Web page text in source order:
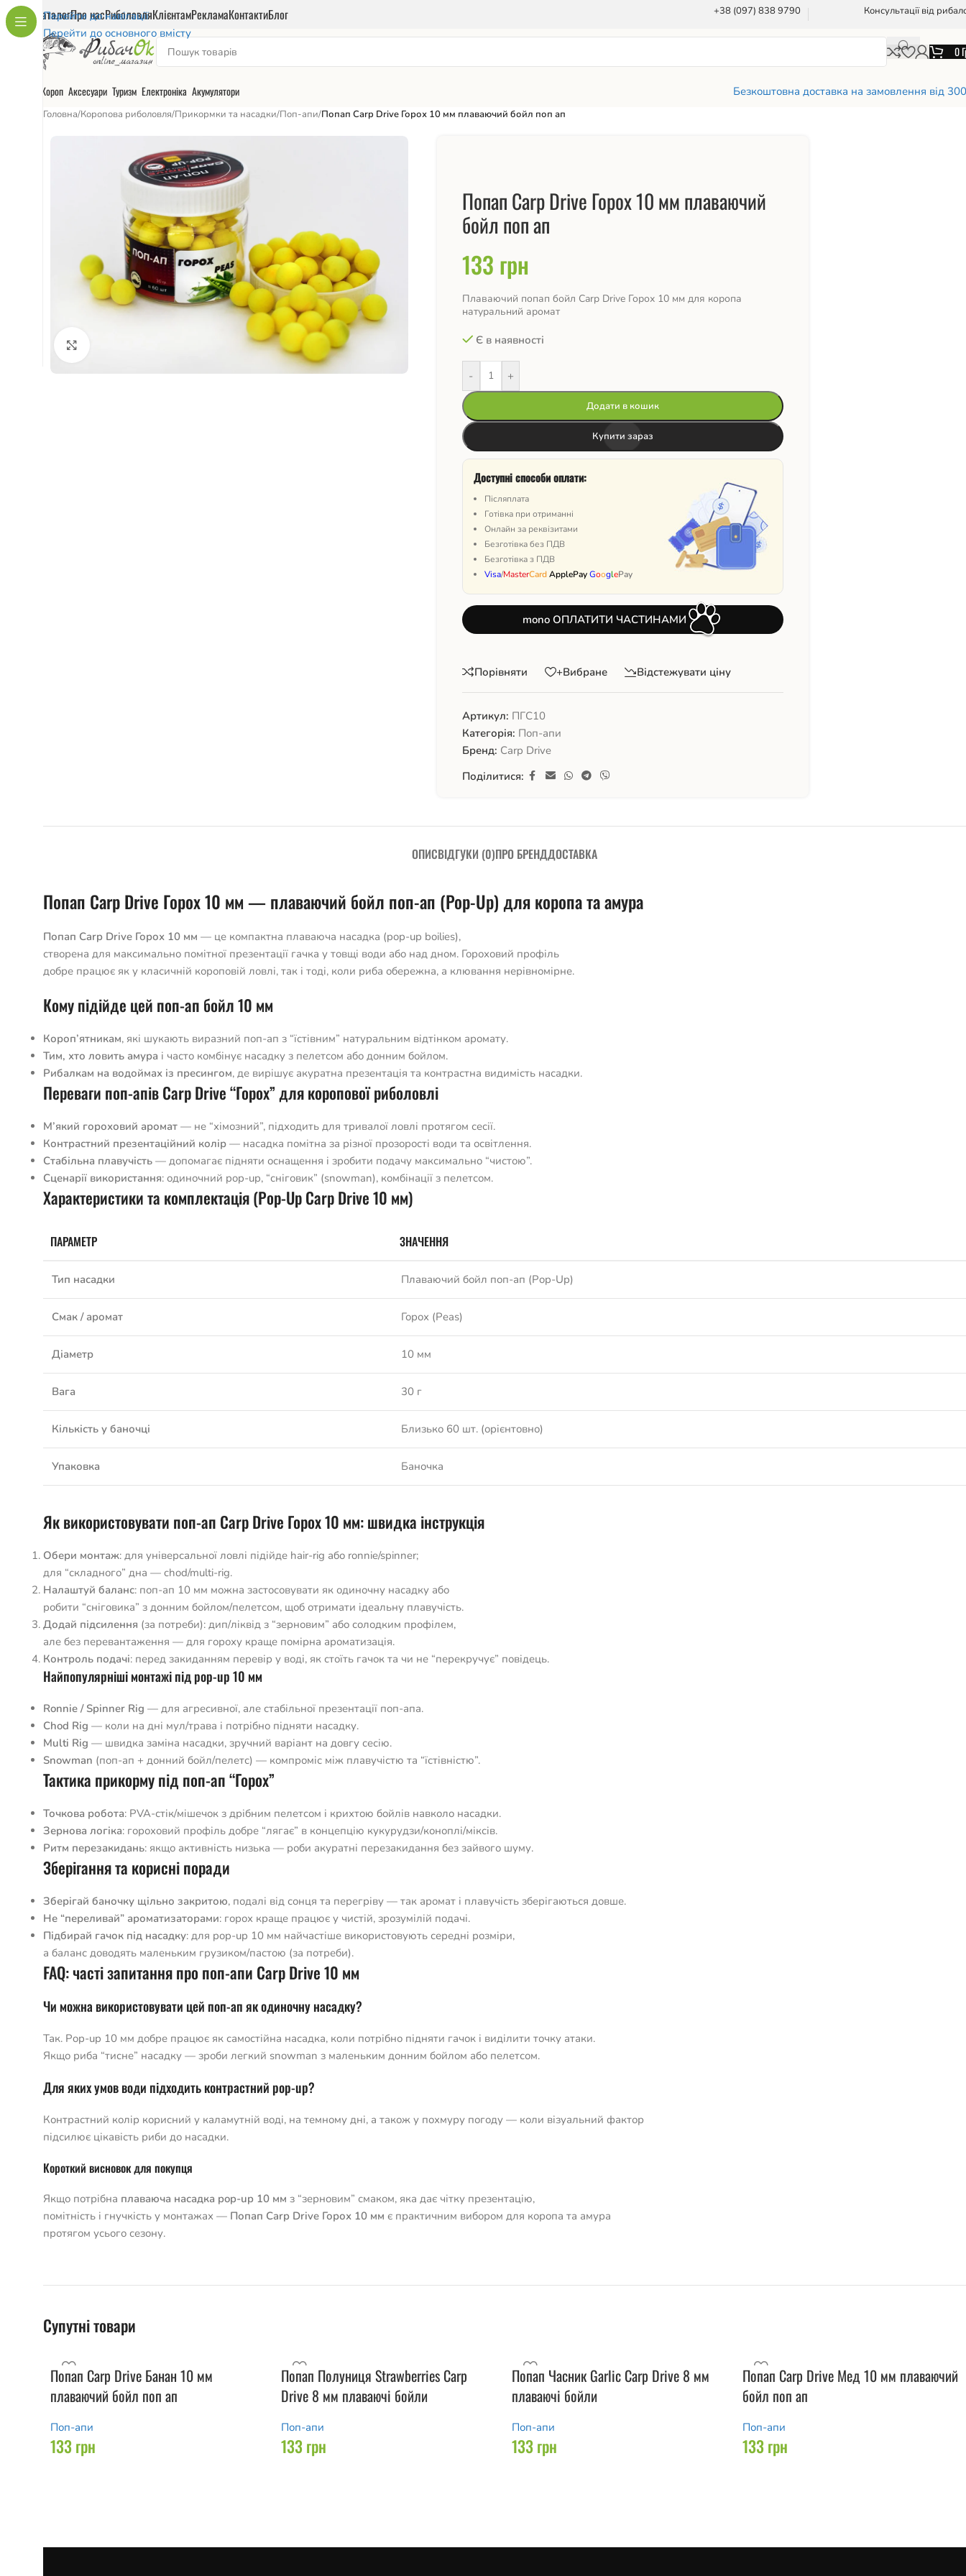
Перейти до навігації
Перейти до основного вмісту
КаталогПро насРиболовляКлієнтамРекламаКонтактиБлог +38 (097) 838 9790 Консультації від
0
Короп Аксесуари Туризм Електроніка Акумулятори Безкоштовна доставка на замовлення від
Головна/Коропова риболовля/Прикормки та насадки/Поп-апи/Попап Carp Drive Горох 10 мм плаваючий бойл поп ап
Попап Carp Drive Горох 10 мм плаваючий
бойл поп ап
133 грн
Плаваючий попап бойл Carp Drive Горох 10 мм для коропа
натуральний аромат
Є в наявності
- +
Додати в кошик
Купити зараз
Доступні способи оплати:
Післяплата
Готівка при отриманні
Онлайн за реквізитами
Безготівка без ПДВ
Безготівка з ПДВ
Visa/MasterCard ApplePay GooglePay
mono ОПЛАТИТИ ЧАСТИНАМИ
Порівняти +Вибране Відстежувати ціну
Артикул: ПГС10
Категорія: Поп-апи
Бренд: Carp Drive
Поділитися:
ОПИСВІДГУКИ (0)ПРО БРЕНДДОСТАВКА
Попап Carp Drive Горох 10 мм — плаваючий бойл поп-ап (Pop-Up) для коропа та амура
Попап Carp Drive Горох 10 мм — це компактна плаваюча насадка (pop-up boilies),
створена для максимально помітної презентації гачка у товщі води або над дном. Гороховий профіль
добре працює як у класичній короповій ловлі, так і тоді, коли риба обережна, а клювання нерівномірне.
Кому підійде цей поп-ап бойл 10 мм
Короп’ятникам, які шукають виразний поп-ап з “їстівним” натуральним відтінком аромату.
Тим, хто ловить амура і часто комбінує насадку з пелетсом або донним бойлом.
Рибалкам на водоймах із пресингом, де вирішує акуратна презентація та контрастна видимість насадки.
Переваги поп-апів Carp Drive “Горох” для коропової риболовлі
М’який гороховий аромат — не “хімозний”, підходить для тривалої ловлі протягом сесії.
Контрастний презентаційний колір — насадка помітна за різної прозорості води та освітлення.
Стабільна плавучість — допомагає підняти оснащення і зробити подачу максимально “чистою”.
Сценарії використання: одиночний pop-up, “сніговик” (snowman), комбінації з пелетсом.
Характеристики та комплектація (Pop-Up Carp Drive 10 мм)
ПАРАМЕТР ЗНАЧЕННЯ
Тип насадки Плаваючий бойл поп-ап (Pop-Up)
Смак / аромат Горох (Peas)
Діаметр 10 мм
Вага 30 г
Кількість у баночці Близько 60 шт. (орієнтовно)
Упаковка Баночка
Як використовувати поп-ап Carp Drive Горох 10 мм: швидка інструкція
Обери монтаж: для універсальної ловлі підійде hair-rig або ronnie/spinner;
для “складного” дна — chod/multi-rig.
Налаштуй баланс: поп-ап 10 мм можна застосовувати як одиночну насадку або
робити “сніговика” з донним бойлом/пелетсом, щоб отримати ідеальну плавучість.
Додай підсилення (за потреби): дип/ліквід з “зерновим” або солодким профілем,
але без перевантаження — для гороху краще помірна ароматизація.
Контроль подачі: перед закиданням перевір у воді, як стоїть гачок та чи не “перекручує” повідець.
Найпопулярніші монтажі під pop-up 10 мм
Ronnie / Spinner Rig — для агресивної, але стабільної презентації поп-апа.
Chod Rig — коли на дні мул/трава і потрібно підняти насадку.
Multi Rig — швидка заміна насадки, зручний варіант на довгу сесію.
Snowman (поп-ап + донний бойл/пелетс) — компроміс між плавучістю та “їстівністю”.
Тактика прикорму під поп-ап “Горох”
Точкова робота: PVA-стік/мішечок з дрібним пелетсом і крихтою бойлів навколо насадки.
Зернова логіка: гороховий профіль добре “лягає” в концепцію кукурудзи/коноплі/міксів.
Ритм перезакидань: якщо активність низька — роби акуратні перезакидання без зайвого шуму.
Зберігання та корисні поради
Зберігай баночку щільно закритою, подалі від сонця та перегріву — так аромат і плавучість зберігаються довше.
Не “переливай” ароматизаторами: горох краще працює у чистій, зрозумілій подачі.
Підбирай гачок під насадку: для pop-up 10 мм найчастіше використовують середні розміри,
а баланс доводять маленьким грузиком/пастою (за потреби).
FAQ: часті запитання про поп-апи Carp Drive 10 мм
Чи можна використовувати цей поп-ап як одиночну насадку?
Так. Pop-up 10 мм добре працює як самостійна насадка, коли потрібно підняти гачок і виділити точку атаки.
Якщо риба “тисне” насадку — зроби легкий snowman з маленьким донним бойлом або пелетсом.
Для яких умов води підходить контрастний pop-up?
Контрастний колір корисний у каламутній воді, на темному дні, а також у похмуру погоду — коли візуальний фактор
підсилює цікавість риби до насадки.
Короткий висновок для покупця
Якщо потрібна плаваюча насадка pop-up 10 мм з “зерновим” смаком, яка дає чітку презентацію,
помітність і гнучкість у монтажах — Попап Carp Drive Горох 10 мм є практичним вибором для коропа та амура
протягом усього сезону.
Супутні товари
Попап Carp Drive Банан 10 мм
плаваючий бойл поп ап
Поп-апи
133 грн
Попап Полуниця Strawberries Carp
Drive 8 мм плаваючі бойли
Поп-апи
133 грн
Попап Часник Garlic Carp Drive 8 мм
плаваючі бойли
Поп-апи
133 грн
Попап Carp Drive Мед 10 мм плаваючий
бойл поп ап
Поп-апи
133 грн